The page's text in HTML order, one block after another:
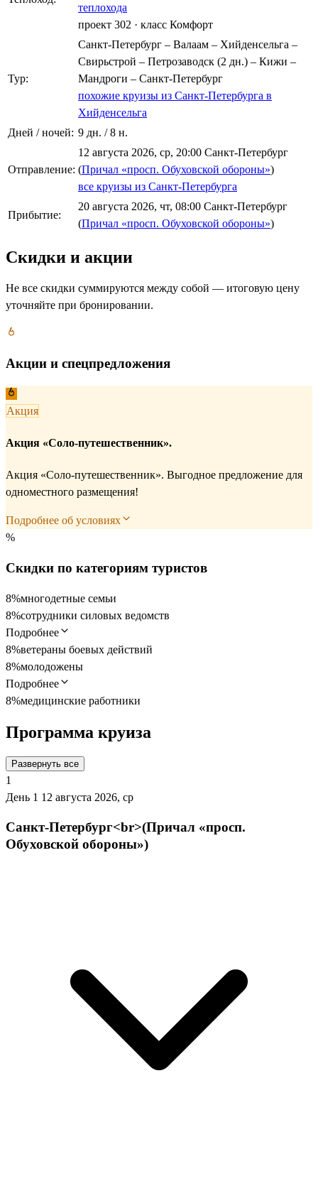
теплохода
проект 302 · класс Комфорт
Тур:
Санкт-Петербург – Валаам – Хийденсельга –
Свирьстрой – Петрозаводск (2 дн.) – Кижи –
Мандроги – Санкт-Петербург
похожие круизы из Санкт-Петербурга в
Хийденсельга
Дней / ночей: 9 дн. / 8 н.
Отправление:
12 августа 2026, ср, 20:00 Санкт-Петербург
(Причал «просп. Обуховской обороны»)
все круизы из Санкт-Петербурга
Прибытие:
20 августа 2026, чт, 08:00 Санкт-Петербург
(Причал «просп. Обуховской обороны»)
Скидки и акции
Не все скидки суммируются между собой — итоговую цену
уточняйте при бронировании.
Акции и спецпредложения
Акция
Акция «Соло-путешественник».
Акция «Соло-путешественник». Выгодное предложение для
одноместного размещения!
Подробнее об условиях
%
Скидки по категориям туристов
8%многодетные семьи
8%сотрудники силовых ведомств
Подробнее
8%ветераны боевых действий
8%молодожены
Подробнее
8%медицинские работники
Программа круиза
Развернуть все
1
День 1 12 августа 2026, ср
Санкт-Петербург<br>(Причал «просп.
Обуховской обороны»)